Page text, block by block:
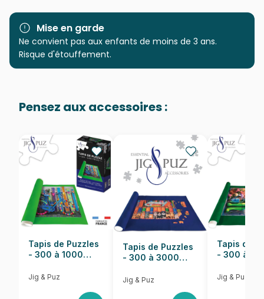
Marque
Ravensburger, le leader
Catégorie
EAN 4005555002529
Nombre de pièces 1000 pièces
Dimensions 50 x 70 cm
Mise en garde
Ne convient pas aux enfants de moins de 3 ans.
Risque d'étouffement.
Pensez aux accessoires :
Tapis de Puzzles
- 300 à 1000
Jig & Puz
Tapis de Puzzles
- 300 à 3000
Jig & Puz
Tapis de
- 300 à
Jig & Puz